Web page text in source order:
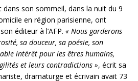
dans son sommeil, dans la nuit du 9
en région parisienne, ont
éditeur à l’AFP. « Nous garderons
sa douceur, sa poésie, son
intérêt pour les êtres humains,
et leurs contradictions », écrit sa
dramaturge et écrivain avait 73